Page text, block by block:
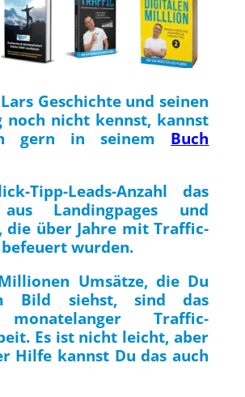
Geschichte und seinen
noch nicht kennst, kannst
gern in seinem Buch
Tipp-Leads-Anzahl das
Landingpages und
die über Jahre mit Traffic-
wurden.
Umsätze, die Du
Bild siehst, sind das
Traffic-
Es ist nicht leicht, aber
Hilfe kannst Du das auch